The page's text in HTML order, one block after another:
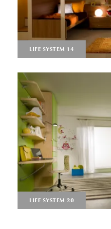
LIFE SYSTEM 14
LIFE SYSTEM 20